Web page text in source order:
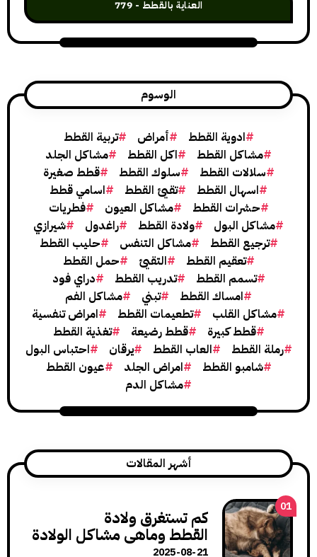
العناية بالقطط 779
ادوية القطط أمراض
تربية القطط
القطط
اكل القطط
مشاكل الجلد
القطط
سلوك القطط
قطط صغيرة
اسهال القطط
تقيئ القطط
اسامي قطط
حشرات القطط
مشاكل العيون
فطريات
البول
ولادة القطط راغدول
شيرازي
القطط
مشاكل التنفس
حليب القطط
تعقيم القطط
التقيئ
حمل القطط
تسمم القطط
تدريب القطط
دراي فود
امساك القطط
تبني
مشاكل الفم
القلب
تطعيمات القطط
امراض تنفسية
قطط كبيرة
قطط رضيعة
تغذية القطط
العاب القطط يرقان
احتباس البول
القطط
امراض الجلد
عيون القطط
مشاكل الدم
أشهر المقالات
كم تستغرق ولادة
القطط وماهي مشاكل الولادة
وكيف تتعامل معها؟
2025-08-21